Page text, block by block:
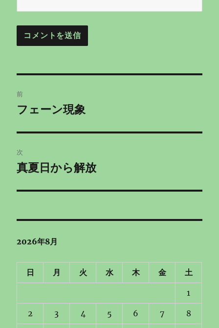
稿
ビ
ゲ
ー
ン
前
前
投
稿:
フェーン現象
次
次
投
真夏日から解放
2026年8月
日 月 火 水 木 金 土
1
2 3 4 5 6 7 8